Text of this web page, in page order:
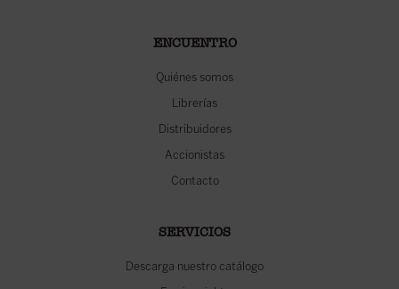
ENCUENTRO
Quiénes somos
Librerías
Distribuidores
Accionistas
Contacto
SERVICIOS
Descarga nuestro catálogo